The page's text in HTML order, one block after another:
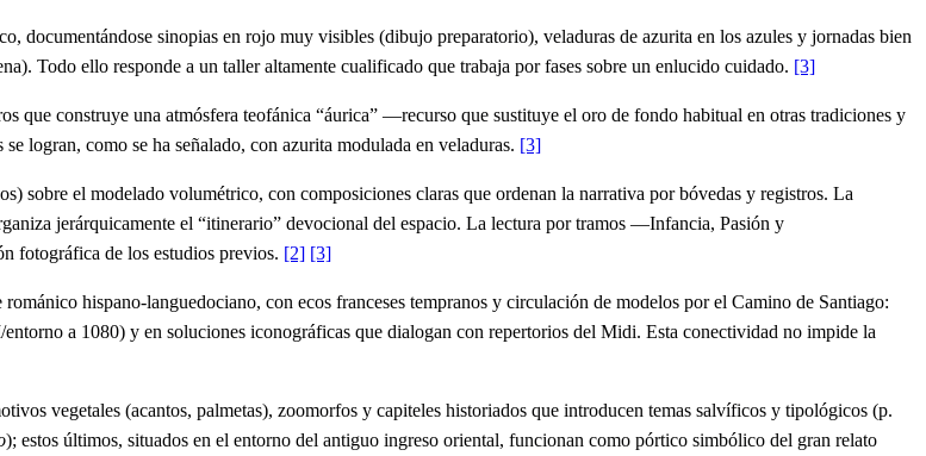
documentándose sinopias en rojo muy visibles (dibujo preparatorio), veladuras de azurita en los azules y jornadas bien
Todo ello responde a un taller altamente cualificado que trabaja por fases sobre un enlucido cuidado. [3]
que construye una atmósfera teofánica “áurica” —recurso que sustituye el oro de fondo habitual en otras tradiciones y
logran, como se ha señalado, con azurita modulada en veladuras. [3]
sobre el modelado volumétrico, con composiciones claras que ordenan la narrativa por bóvedas y registros. La
jerárquicamente el “itinerario” devocional del espacio. La lectura por tramos —Infancia, Pasión y
fotográfica de los estudios previos. [2] [3]
hispano‑languedociano, con ecos franceses tempranos y circulación de modelos por el Camino de Santiago:
a 1080) y en soluciones iconográficas que dialogan con repertorios del Midi. Esta conectividad no impide la
vegetales (acantos, palmetas), zoomorfos y capiteles historiados que introducen temas salvíficos y tipológicos (p.
); estos últimos, situados en el entorno del antiguo ingreso oriental, funcionan como pórtico simbólico del gran relato